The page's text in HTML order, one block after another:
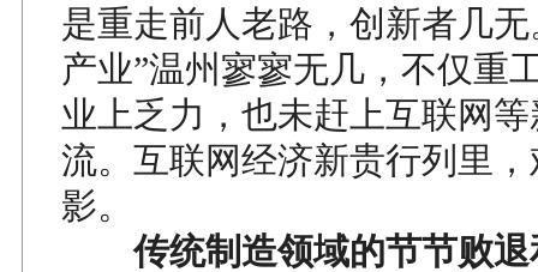
是重走前人老路，创新者几
产业”温州寥寥无几，不仅重
业上乏力，也未赶上互联网
流。互联网经济新贵行列里
影。
传统制造领域的节节败